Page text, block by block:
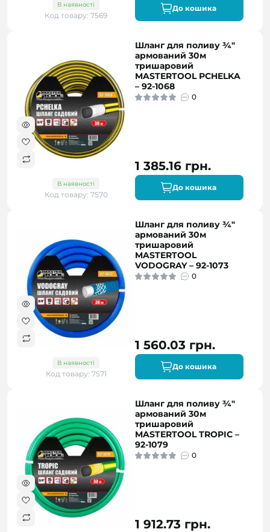
В наявності
Код товару: 7569
До кошика
В наявності
Код товару: 7570
Шланг для поливу ¾"
армований 30м
тришаровий
MASTERTOOL PCHELKA
– 92-1068
0
1 385.16 грн.
До кошика
В наявності
Код товару: 7571
Шланг для поливу ¾"
армований 30м
тришаровий
MASTERTOOL
VODOGRAY – 92-1073
0
1 560.03 грн.
До кошика
Шланг для поливу ¾"
армований 30м
тришаровий
MASTERTOOL TROPIC –
92-1079
0
1 912.73 грн.